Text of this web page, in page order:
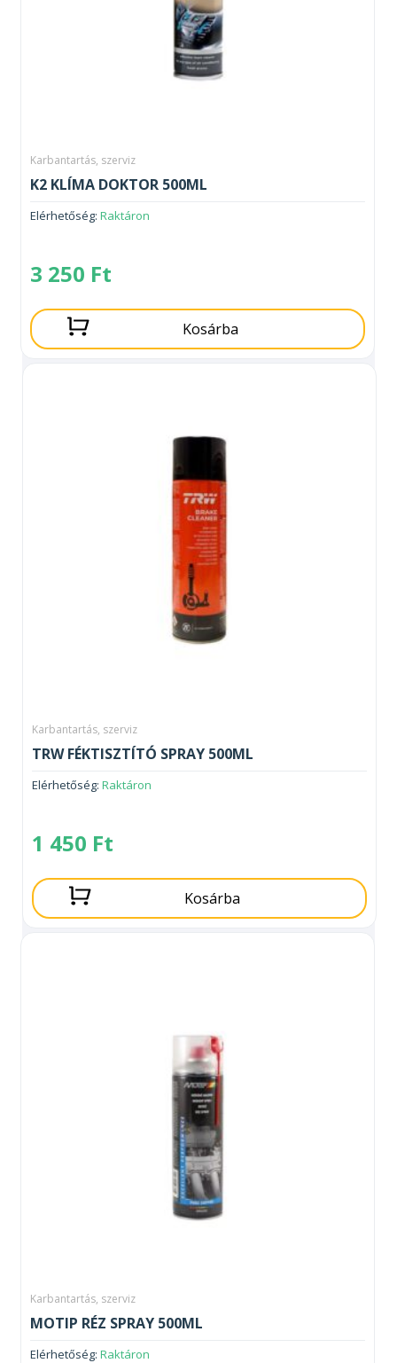
Karbantartás, szerviz
K2 KLÍMA DOKTOR 500ML
Elérhetőség: Raktáron
3 250 Ft
Kosárba
Karbantartás, szerviz
TRW FÉKTISZTÍTÓ SPRAY 500ML
Elérhetőség: Raktáron
1 450 Ft
Kosárba
Karbantartás, szerviz
MOTIP RÉZ SPRAY 500ML
Elérhetőség: Raktáron